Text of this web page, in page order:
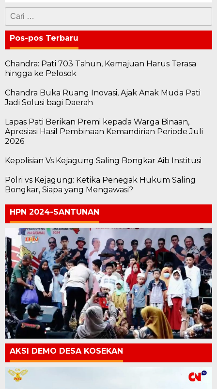
Cari
untuk:
Pos-pos Terbaru
Chandra: Pati 703 Tahun, Kemajuan Harus Terasa
hingga ke Pelosok
Chandra Buka Ruang Inovasi, Ajak Anak Muda Pati
Jadi Solusi bagi Daerah
Lapas Pati Berikan Premi kepada Warga Binaan,
Apresiasi Hasil Pembinaan Kemandirian Periode Juli
2026
Kepolisian Vs Kejagung Saling Bongkar Aib Institusi
Polri vs Kejagung: Ketika Penegak Hukum Saling
Bongkar, Siapa yang Mengawasi?
HPN 2024-SANTUNAN
AKSI DEMO DESA KOSEKAN